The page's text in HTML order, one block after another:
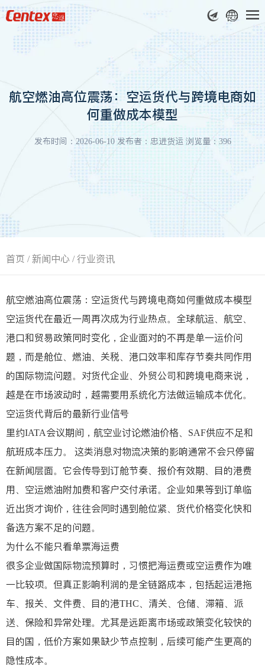
航空燃油高位震荡：空运货代与跨境电商如
何重做成本模型
发布时间：2026-06-10 发布者：忠进货运 浏览量：396
首页 /新闻中心 /行业资讯
航空燃油高位震荡：空运货代与跨境电商如何重做成本模型
空运货代在最近一周再次成为行业热点。全球航运、航空、
港口和贸易政策同时变化，企业面对的不再是单一运价问
题，而是舱位、燃油、关税、港口效率和库存节奏共同作用
的国际物流问题。对货代企业、外贸公司和跨境电商来说，
越是在市场波动时，越需要用系统化方法做运输成本优化。
空运货代背后的最新行业信号
里约IATA会议期间，航空业讨论燃油价格、SAF供应不足和
航班成本压力。 这类消息对物流决策的影响通常不会只停留
在新闻层面。它会传导到订舱节奏、报价有效期、目的港费
用、空运燃油附加费和客户交付承诺。企业如果等到订单临
近出货才询价，往往会同时遇到舱位紧、货代价格变化快和
备选方案不足的问题。
为什么不能只看单票海运费
很多企业做国际物流预算时，习惯把海运费或空运费作为唯
一比较项。但真正影响利润的是全链路成本，包括起运港拖
车、报关、文件费、目的港THC、清关、仓储、滞箱、派
送、保险和异常处理。尤其是远距离市场或政策变化较快的
目的国，低价方案如果缺少节点控制，后续可能产生更高的
隐性成本。